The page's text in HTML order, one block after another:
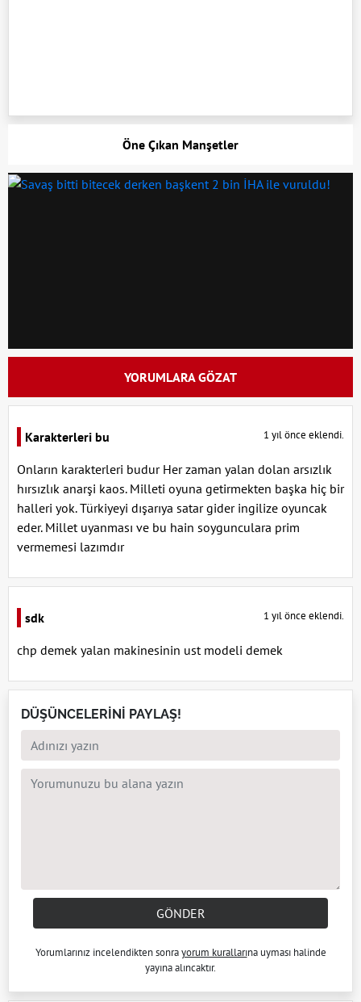
Öne Çıkan Manşetler
YORUMLARA GÖZAT
Karakterleri bu 1 yıl önce eklendi.
Onların karakterleri budur Her zaman yalan dolan arsızlık
hırsızlık anarşi kaos. Milleti oyuna getirmekten başka hiç bir
halleri yok. Türkiyeyi dışarıya satar gider ingilize oyuncak
eder. Millet uyanması ve bu hain soygunculara prim
vermemesi lazımdır
sdk 1 yıl önce eklendi.
chp demek yalan makinesinin ust modeli demek
DÜŞÜNCELERİNİ PAYLAŞ!
GÖNDER
Yorumlarınız incelendikten sonrayorum kurallarına uyması halinde
yayına alıncaktır.